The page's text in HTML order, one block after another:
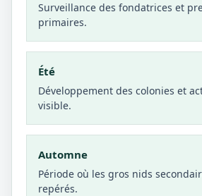
Surveillance des fondatrices et
primaires.
Été
Développement des colonies et
visible.
Automne
Période où les gros nids
repérés.